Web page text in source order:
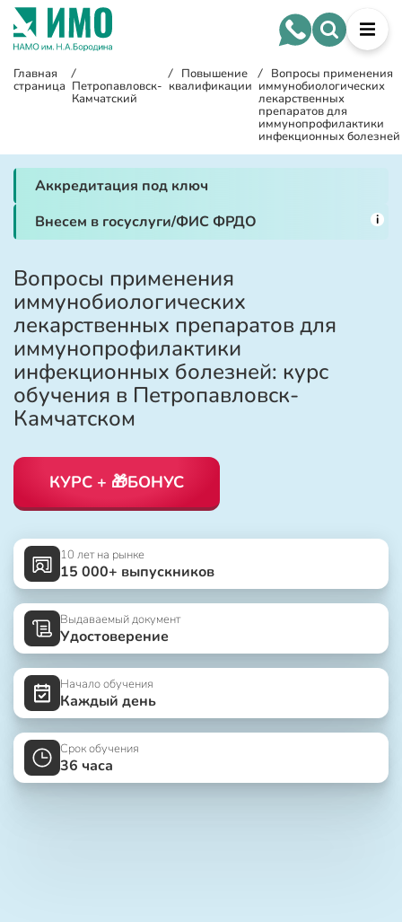
Главная
страница
/
Петропавловск-
Камчатский
/ Повышение
квалификации
/ Вопросы применения
иммунобиологических
лекарственных
препаратов для
иммунопрофилактики
инфекционных болезней
Аккредитация под ключ
Внесем в госуслуги/ФИС ФРДО
i
Вопросы применения
иммунобиологических
лекарственных препаратов для
иммунопрофилактики
инфекционных болезней: курс
обучения в Петропавловск-
Камчатском
КУРС + 🎁БОНУС
10 лет на рынке
15 000+ выпускников
Выдаваемый документ
Удостоверение
Начало обучения
Каждый день
Срок обучения
36 часа